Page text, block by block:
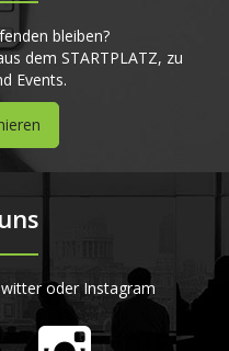
bleiben?
dem STARTPLATZ, zu
Events.
oder Instagram